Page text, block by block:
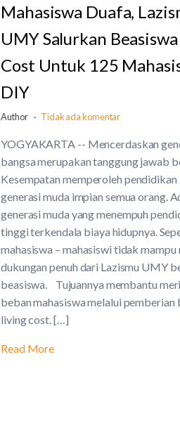
Mahasiswa Duafa,
UMY Salurkan
Cost Untuk 125
DIY
Author Tidak ada komentar
YOGYAKARTA -- Mencerdaskan
bangsa merupakan tanggung jawab
Kesempatan memperoleh pendidikan
generasi muda impian semua orang.
generasi muda yang menempuh
tinggi terkendala biaya hidupnya.
mahasiswa – mahasiswi tidak mampu
dukungan penuh dari Lazismu UMY
beasiswa. Tujuannya membantu
beban mahasiswa melalui pemberian
living cost. […]
Read More